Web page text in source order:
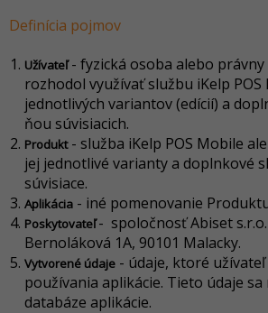
Definícia pojmov
Užívateľ- fyzická osoba alebo
rozhodol využívať službu iKelp POS
jednotlivých variantov (edícií) a
ňou súvisiacich.
Produkt- služba iKelp POS Mobile
jej jednotlivé varianty a doplnkové
súvisiace.
Aplikácia - iné pomenovanie
Poskytovateľ- spoločnosť Abiset
Bernoláková 1A, 90101 Malacky.
Vytvorené údaje - údaje, ktoré
používania aplikácie. Tieto údaje sa
databáze aplikácie.